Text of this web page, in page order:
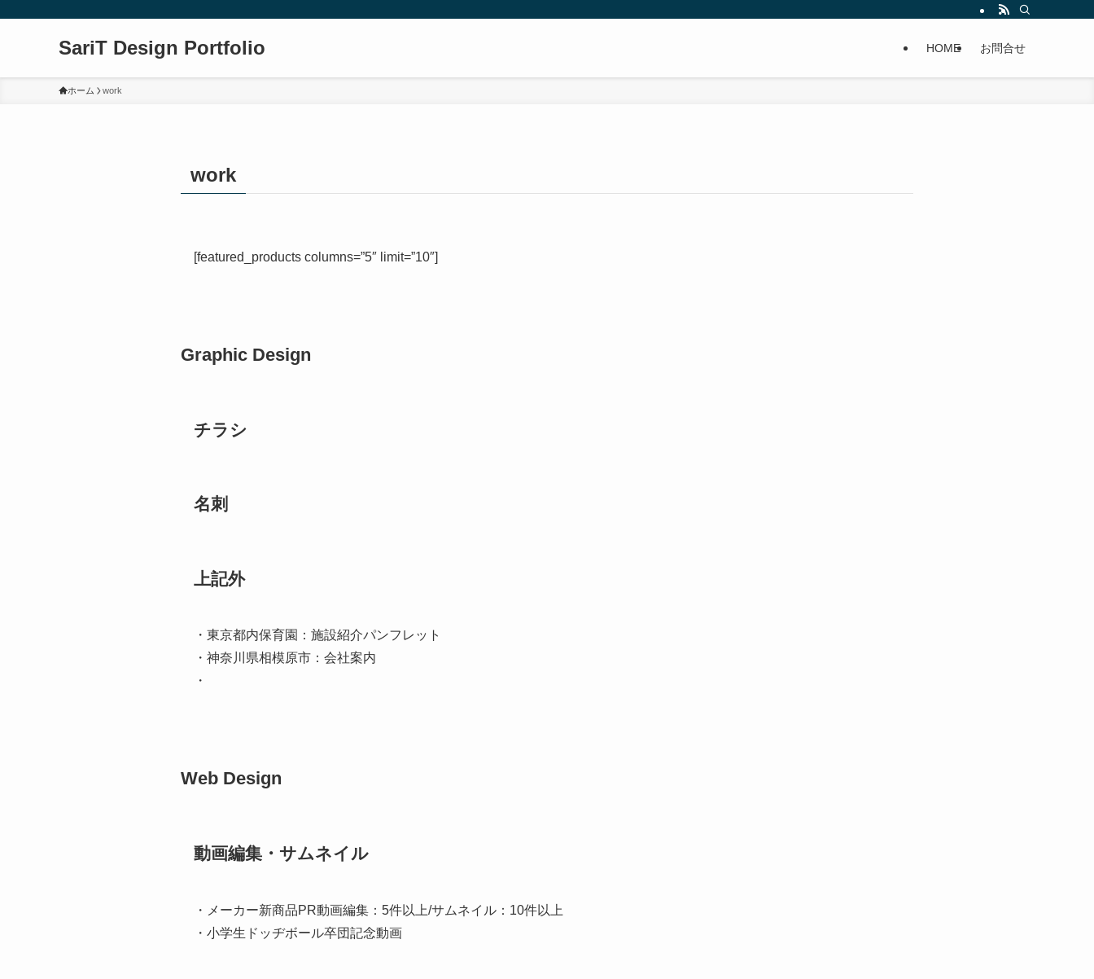
SariT Design Portfolio HOME お問合せ
ホーム work
work
[featured_products columns=”5″ limit=”10″]
Graphic Design
チラシ
名刺
上記外
・東京都内保育園：施設紹介パンフレット
・神奈川県相模原市：会社案内
・
Web Design
動画編集・サムネイル
・メーカー新商品PR動画編集：5件以上/サムネイル：10件以上
・小学生ドッヂボール卒団記念動画